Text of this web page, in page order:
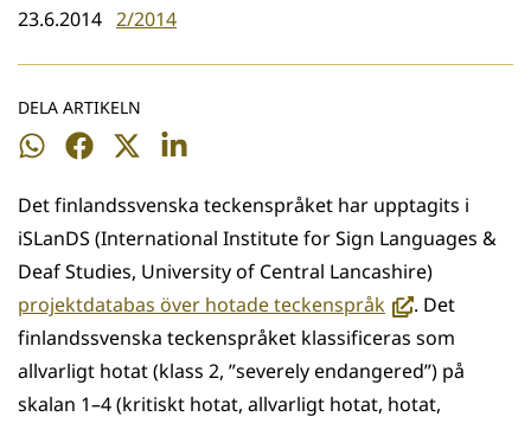
23.6.2014 2/2014
DELA ARTIKELN
Dela
WhatsApp
Dela
Facebook
Dela
Twitter
Dela
LinkedIn
Det finlandssvenska teckenspråket har upptagits i
iSLanDS (International Institute for Sign Languages &
Deaf Studies, University of Central Lancashire)
projektdatabas över hotade teckenspråk (avautuu
uuteen
ikkunaan,
siirryt
. Det
finlandssvenska teckenspråket klassificeras som
allvarligt hotat (klass 2, ”severely endangered”) på
skalan 1–4 (kritiskt hotat, allvarligt hotat, hotat,